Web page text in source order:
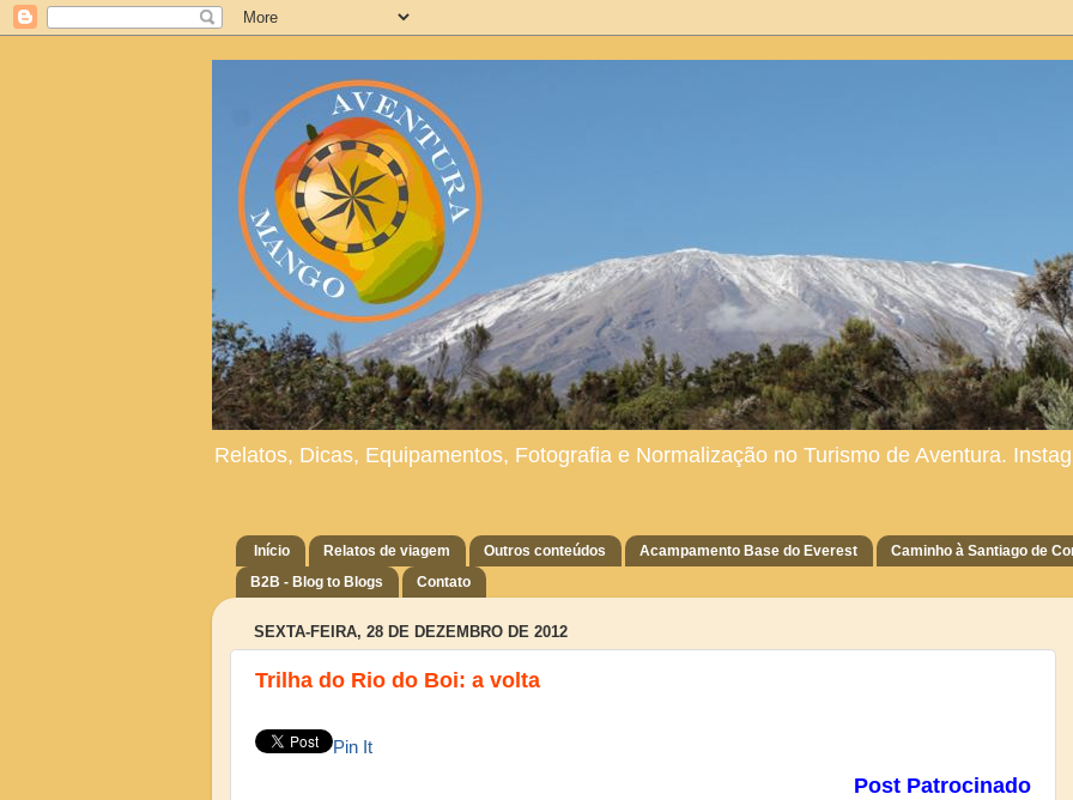
Relatos, Dicas, Equipamentos, Fotografia e Normalização no Turismo de Aventura.
Início Relatos de viagem Outros conteúdos Acampamento Base do Everest
Caminho à Santiago de
B2B - Blog to Blogs
Contato
SEXTA-FEIRA, 28 DE DEZEMBRO DE 2012
Trilha do Rio do Boi: a volta
Pin It
Post Patrocinado